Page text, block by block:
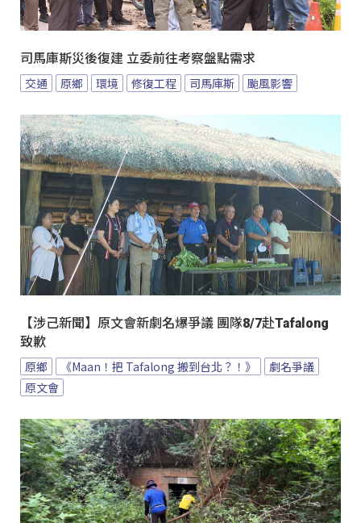
司馬庫斯災後復建 立委前往考察盤點需求
交通 原鄉 環境 修復工程 司馬庫斯 颱風影響
【涉己新聞】原文會新劇名爆爭議 團隊8/7赴Tafalong
致歉
原鄉 《Maan！把 Tafalong 搬到台北？！》
劇名爭議
原文會